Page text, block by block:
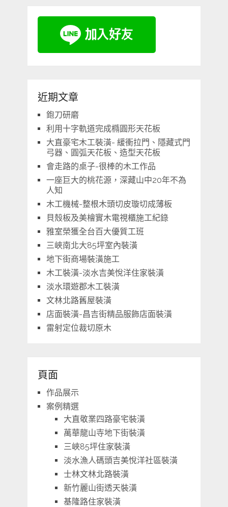
近期文章
鉋刀研磨
利用十字軌道完成橢圓形天花板
大直豪宅木工裝潢- 緩衝拉門、隱藏式門
弓器、圓弧天花板、造型天花板
會走路的桌子-很棒的木工作品
一座巨大的桃花源，深藏山中20年不為
人知
木工機械-整根木頭切皮璇切成薄板
貝殼板及美檜實木電視櫃施工紀錄
雅室榮獲全台百大優質工班
三峽南北大85坪室內裝潢
地下街商場裝潢施工
木工裝潢-淡水吉美悅洋住家裝潢
淡水環遊郡木工裝潢
文林北路舊屋裝潢
店面裝潢-昌吉街精品服飾店面裝潢
雷射定位裁切原木
頁面
作品展示
案例精選
大直敬業四路豪宅裝潢
萬華龍山寺地下街裝潢
三峽85坪住家裝潢
淡水漁人碼頭吉美悅洋社區裝潢
士林文林北路裝潢
新竹麗山街透天裝潢
基隆路住家裝潢